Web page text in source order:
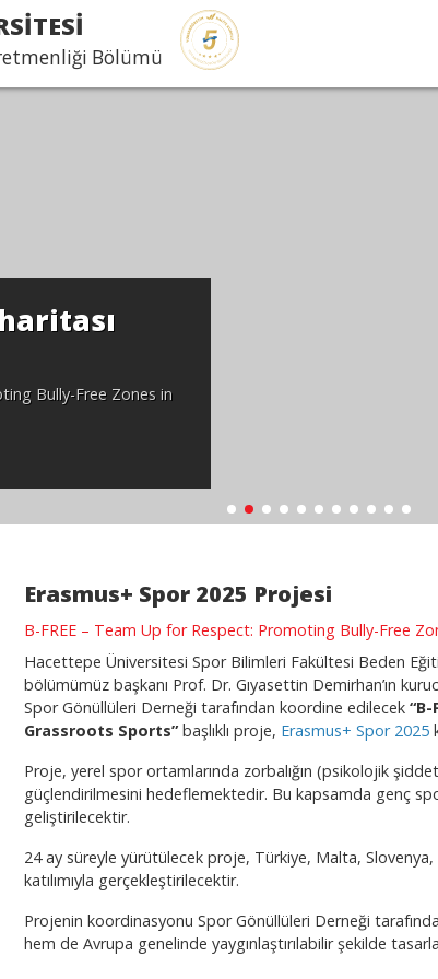
Bölümü
Bully-Free Zones in
Erasmus+ Spor 2025 Projesi
B-FREE – Team Up for Respect: Promoting Bully-Free
Hacettepe Üniversitesi Spor Bilimleri Fakültesi Beden
bölümümüz başkanı Prof. Dr. Gıyasettin Demirhan’ın
Spor Gönüllüleri Derneği tarafından koordine edilecek
Grassroots Sports” başlıklı proje, Erasmus+ Spor 2025
Proje, yerel spor ortamlarında zorbalığın (psikolojik şiddet,
güçlendirilmesini hedeflemektedir. Bu kapsamda genç
geliştirilecektir.
24 ay süreyle yürütülecek proje, Türkiye, Malta,
katılımıyla gerçekleştirilecektir.
Projenin koordinasyonu Spor Gönüllüleri Derneği
hem de Avrupa genelinde yaygınlaştırılabilir şekilde